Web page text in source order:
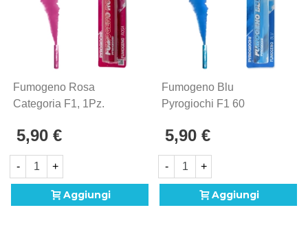
Fumogeno Rosa
Categoria F1, 1Pz.
5,90 €
- +
Aggiungi
Fumogeno Blu
Pyrogiochi F1 60
5,90 €
- +
Aggiungi